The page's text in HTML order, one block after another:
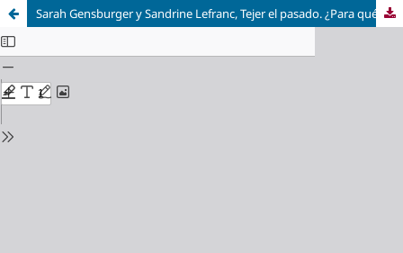
Sarah Gensburger y Sandrine Lefranc, Tejer el pasado. ¿Para qué sirven las políticas de memoria? Valencia: Barlin Libros, 2024, 155 págs.